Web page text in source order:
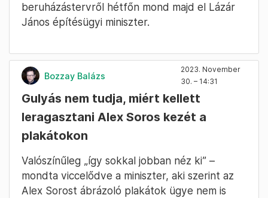
beruházástervről hétfőn mond majd el Lázár
János építésügyi miniszter.
Bozzay Balázs
2023. November
30. – 14:31
Gulyás nem tudja, miért kellett
leragasztani Alex Soros kezét a
plakátokon
Valószínűleg „így sokkal jobban néz ki” –
mondta viccelődve a miniszter, aki szerint az
Alex Sorost ábrázoló plakátok ügye nem is